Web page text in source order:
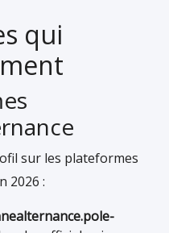
qui
sur les plateformes
2026 :